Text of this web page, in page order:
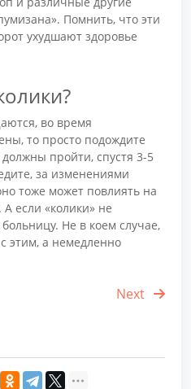
Помнить, что эти
ухудшают здоровье
во время
то просто подождите
пройти, спустя 3-5
за изменениями
тоже может повлиять на
если «колики» не
Не в коем случае,
этим, а немедленно
Next